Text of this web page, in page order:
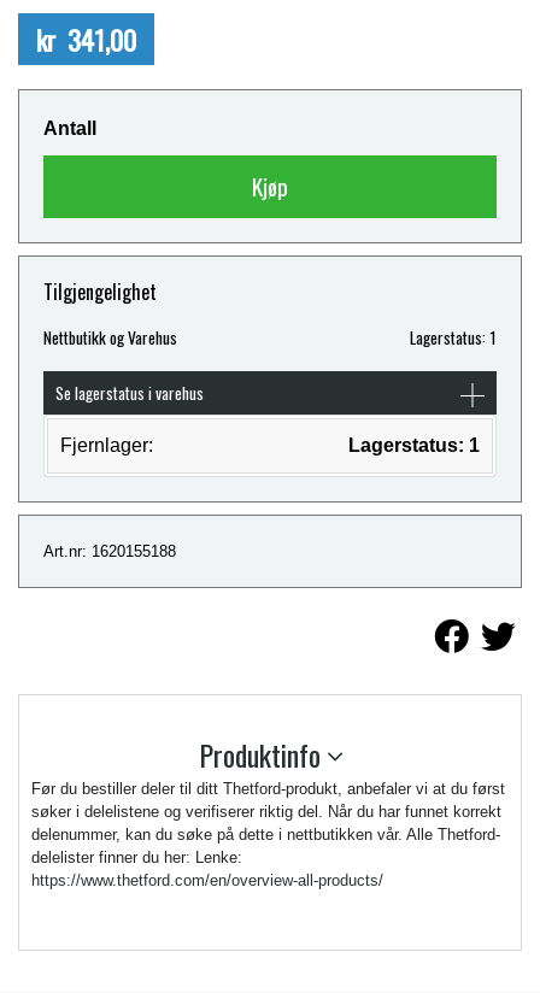
kr 341,00
Antall
Kjøp
Tilgjengelighet
Nettbutikk og Varehus Lagerstatus: 1
Se lagerstatus i varehus
Fjernlager: Lagerstatus: 1
Art.nr: 1620155188
Produktinfo
Før du bestiller deler til ditt Thetford-produkt, anbefaler vi at du først
søker i delelistene og verifiserer riktig del. Når du har funnet korrekt
delenummer, kan du søke på dette i nettbutikken vår. Alle Thetford-
delelister finner du her: Lenke:
https://www.thetford.com/en/overview-all-products/